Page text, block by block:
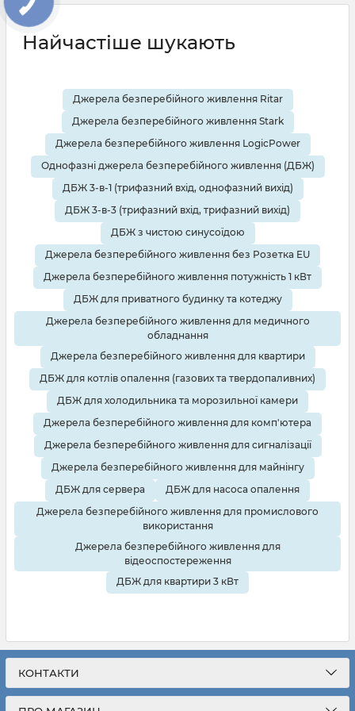
перебоїв. Від цього буде залежати довговічність та
ефективність роботи даних приладів. Тому ups для
медичного обладнання вибирається ретельно та згідно
Найчастіше шукають
Джерела безперебійного живлення Ritar
Джерела безперебійного живлення Stark
Джерела безперебійного живлення LogicPower
Однофазні джерела безперебійного живлення (ДБЖ)
ДБЖ 3-в-1 (трифазний вхід, однофазний вихід)
ДБЖ 3-в-3 (трифазний вхід, трифазний вихід)
ДБЖ з чистою синусоїдою
Джерела безперебійного живлення без Розетка EU
Джерела безперебійного живлення потужність 1 кВт
ДБЖ для приватного будинку та котеджу
Джерела безперебійного живлення для медичного
обладнання
Джерела безперебійного живлення для квартири
ДБЖ для котлів опалення (газових та твердопаливних)
ДБЖ для холодильника та морозильної камери
Джерела безперебійного живлення для комп'ютера
Джерела безперебійного живлення для сигналізації
Джерела безперебійного живлення для майнінгу
ДБЖ для сервера
ДБЖ для насоса опалення
Джерела безперебійного живлення для промислового
використання
Джерела безперебійного живлення для
відеоспостереження
ДБЖ для квартири 3 кВт
КОНТАКТИ